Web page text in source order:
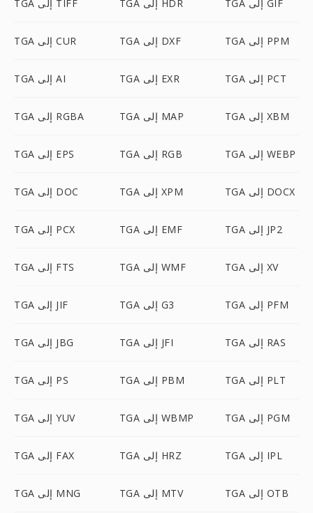
TGA إلى TIFF TGA إلى HDR TGA إلى GIF
TGA إلى CUR TGA إلى DXF TGA إلى PPM
TGA إلى AI TGA إلى EXR TGA إلى PCT
TGA إلى RGBA TGA إلى MAP TGA إلى XBM
TGA إلى EPS TGA إلى RGB TGA إلى WEBP
TGA إلى DOC TGA إلى XPM TGA إلى DOCX
TGA إلى PCX TGA إلى EMF TGA إلى JP2
TGA إلى FTS TGA إلى WMF TGA إلى XV
TGA إلى JIF TGA إلى G3 TGA إلى PFM
TGA إلى JBG TGA إلى JFI TGA إلى RAS
TGA إلى PS TGA إلى PBM TGA إلى PLT
TGA إلى YUV TGA إلى WBMP TGA إلى PGM
TGA إلى FAX TGA إلى HRZ TGA إلى IPL
TGA إلى MNG TGA إلى MTV TGA إلى OTB